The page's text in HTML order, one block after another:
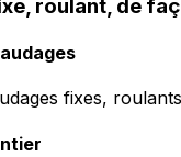
roulant, de
fixes,